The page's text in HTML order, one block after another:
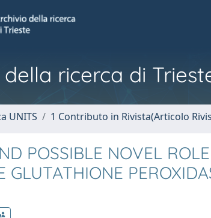
ricerca di
UNITS 1 Contributo in Rivista(Articolo
POSSIBLE NOVEL
GLUTATHIONE